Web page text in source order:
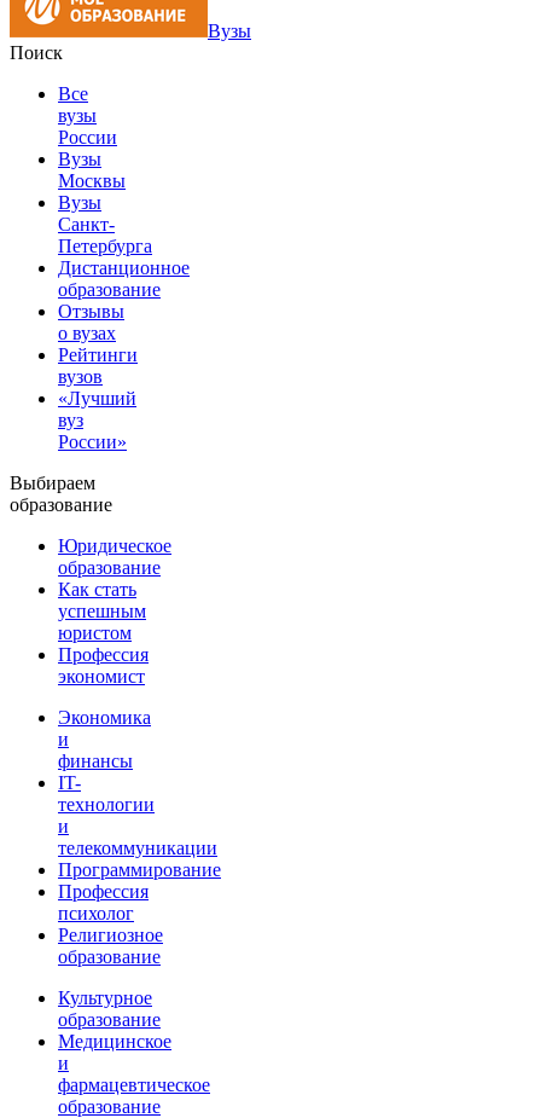
Вузы
Поиск
Все
вузы
России
Вузы
Москвы
Вузы
Санкт-
Петербурга
Дистанционное
образование
Отзывы
о вузах
Рейтинги
вузов
«Лучший
вуз
России»
Выбираем
образование
Юридическое
образование
Как стать
успешным
юристом
Профессия
экономист
Экономика
и
финансы
IT-
технологии
и
телекоммуникации
Программирование
Профессия
психолог
Религиозное
образование
Культурное
образование
Медицинское
и
фармацевтическое
образование